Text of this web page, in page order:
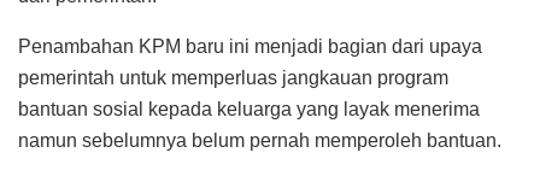
Penambahan KPM baru ini menjadi bagian dari upaya
pemerintah untuk memperluas jangkauan program
bantuan sosial kepada keluarga yang layak menerima
namun sebelumnya belum pernah memperoleh bantuan.